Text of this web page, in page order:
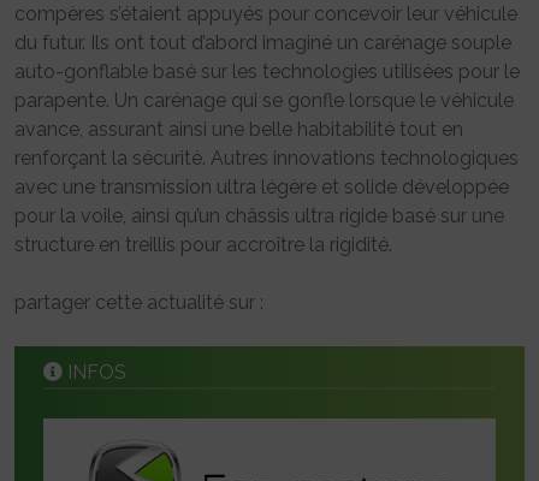
compères s’étaient appuyés pour concevoir leur véhicule
du futur. Ils ont tout d’abord imaginé un carénage souple
auto-gonflable basé sur les technologies utilisées pour le
parapente. Un carénage qui se gonfle lorsque le véhicule
avance, assurant ainsi une belle habitabilité tout en
renforçant la sécurité. Autres innovations technologiques
avec une transmission ultra légère et solide développée
pour la voile, ainsi qu’un châssis ultra rigide basé sur une
structure en treillis pour accroître la rigidité.
partager cette actualité sur :
INFOS